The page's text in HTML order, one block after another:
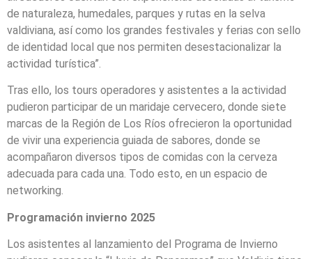
de naturaleza, humedales, parques y rutas en la selva
valdiviana, así como los grandes festivales y ferias con sello
de identidad local que nos permiten desestacionalizar la
actividad turística”.
Tras ello, los tours operadores y asistentes a la actividad
pudieron participar de un maridaje cervecero, donde siete
marcas de la Región de Los Ríos ofrecieron la oportunidad
de vivir una experiencia guiada de sabores, donde se
acompañaron diversos tipos de comidas con la cerveza
adecuada para cada una. Todo esto, en un espacio de
networking.
Programación invierno 2025
Los asistentes al lanzamiento del Programa de Invierno